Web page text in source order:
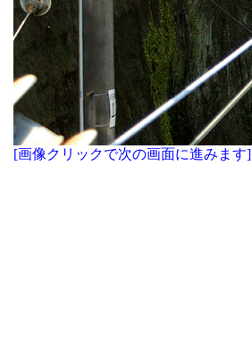
[画像クリックで次の画面に進みます]